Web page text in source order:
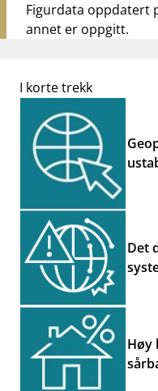
Figurdata oppdatert
annet er oppgitt.
I korte trekk
Det
Høy